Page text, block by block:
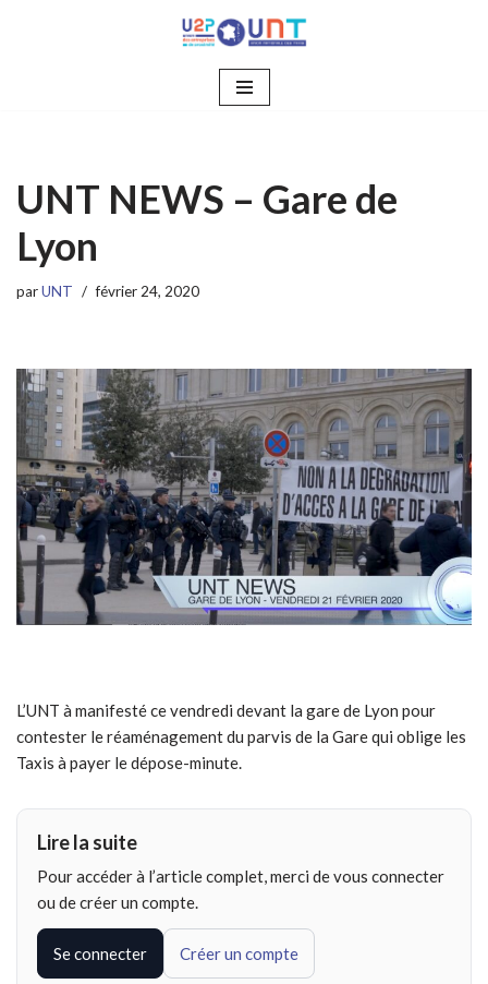
UNT NEWS – Gare de
Lyon
parUNT février 24, 2020
L’UNT à manifesté ce vendredi devant la gare de Lyon pour
contester le réaménagement du parvis de la Gare qui oblige les
Taxis à payer le dépose-minute.
Lire la suite
Pour accéder à l’article complet, merci de vous connecter
ou de créer un compte.
Se connecter Créer un compte